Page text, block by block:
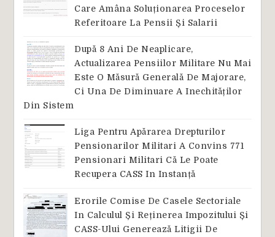
Care Amâna Soluționarea Proceselor
Referitoare La Pensii Și Salarii
După 8 Ani De Neaplicare,
Actualizarea Pensiilor Militare Nu Mai
Este O Măsură Generală De Majorare,
Ci Una De Diminuare A Inechităților
Din Sistem
Liga Pentru Apărarea Drepturilor
Pensionarilor Militari A Convins 771
Pensionari Militari Că Le Poate
Recupera CASS In Instanță
Erorile Comise De Casele Sectoriale
In Calculul Și Reținerea Impozitului Și
CASS-Ului Generează Litigii De